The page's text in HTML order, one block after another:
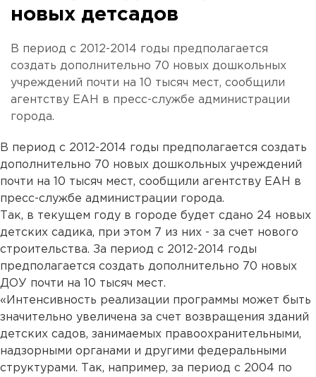
новых детсадов
В период с 2012-2014 годы предполагается
создать дополнительно 70 новых дошкольных
учреждений почти на 10 тысяч мест, сообщили
агентству ЕАН в пресс-службе администрации
города.
В период с 2012-2014 годы предполагается создать
дополнительно 70 новых дошкольных учреждений
почти на 10 тысяч мест, сообщили агентству ЕАН в
пресс-службе администрации города.
Так, в текущем году в городе будет сдано 24 новых
детских садика, при этом 7 из них - за счет нового
строительства. За период с 2012-2014 годы
предполагается создать дополнительно 70 новых
ДОУ почти на 10 тысяч мест.
«Интенсивность реализации программы может быть
значительно увеличена за счет возвращения зданий
детских садов, занимаемых правоохранительными,
надзорными органами и другими федеральными
структурами. Так, например, за период с 2004 по